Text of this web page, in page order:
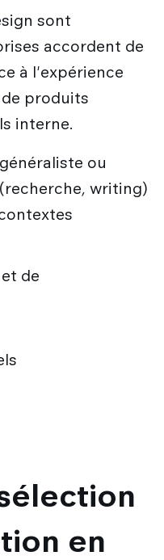
sont
accordent de
à l'expérience
produits
interne.
ou
writing)
de
en